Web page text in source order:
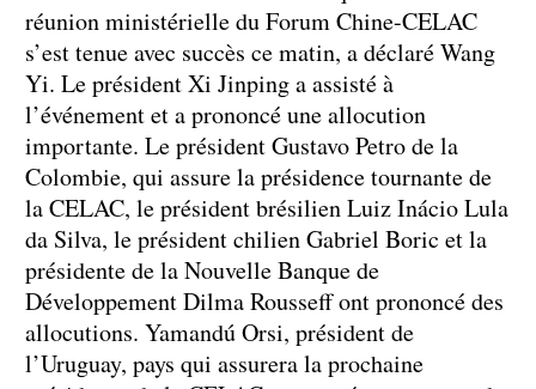
réunion ministérielle du Forum Chine-CELAC
s’est tenue avec succès ce matin, a déclaré Wang
Yi. Le président Xi Jinping a assisté à
l’événement et a prononcé une allocution
importante. Le président Gustavo Petro de la
Colombie, qui assure la présidence tournante de
la CELAC, le président brésilien Luiz Inácio Lula
da Silva, le président chilien Gabriel Boric et la
présidente de la Nouvelle Banque de
Développement Dilma Rousseff ont prononcé des
allocutions. Yamandú Orsi, président de
l’Uruguay, pays qui assurera la prochaine